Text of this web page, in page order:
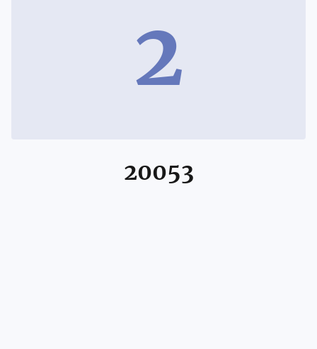
2
20053